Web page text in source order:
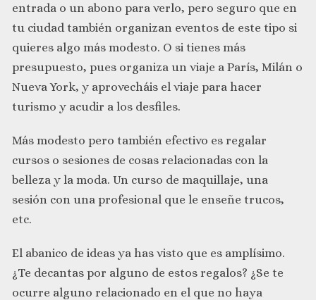
entrada o un abono para verlo, pero seguro que en
tu ciudad también organizan eventos de este tipo si
quieres algo más modesto. O si tienes más
presupuesto, pues organiza un viaje a París, Milán o
Nueva York, y aprovecháis el viaje para hacer
turismo y acudir a los desfiles.
Más modesto pero también efectivo es regalar
cursos o sesiones de cosas relacionadas con la
belleza y la moda. Un curso de maquillaje, una
sesión con una profesional que le enseñe trucos,
etc.
El abanico de ideas ya has visto que es amplísimo.
¿Te decantas por alguno de estos regalos? ¿Se te
ocurre alguno relacionado en el que no haya